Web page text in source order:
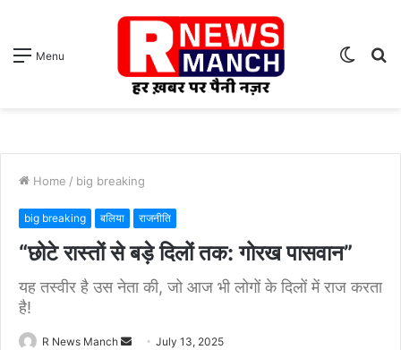
Menu
Switch
Home / big breaking
big breaking बलिया राजनीति
“छोटे रास्तों से बड़े दिलों तक: गोरख पासवान”
यह तस्वीर है उस नेता की, जो आज भी लोगों के दिलों में राज करता
है!
R News Manch
SendJuly 13, 2025